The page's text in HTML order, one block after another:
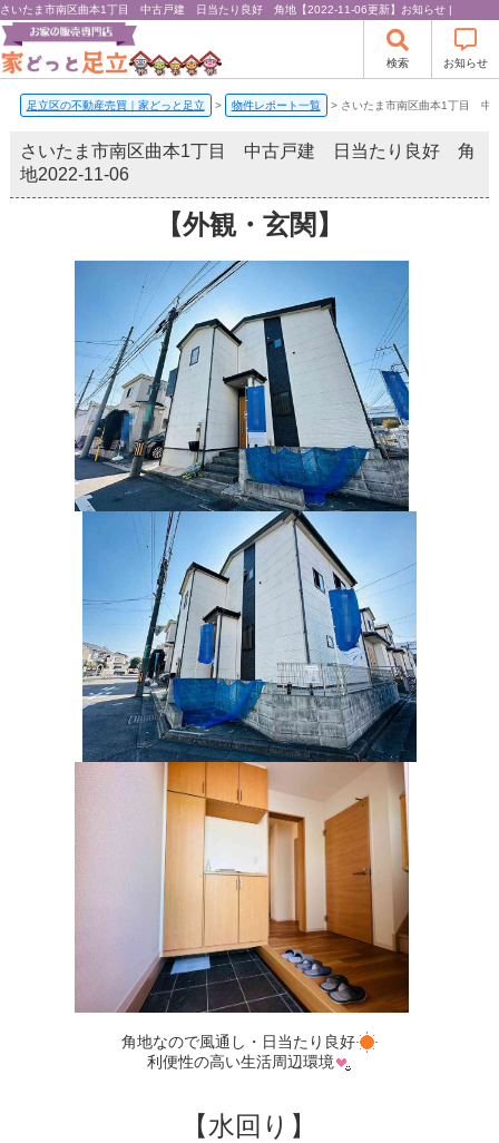
さいたま市南区曲本1丁目 中古戸建 日当たり良好 角地【2022-11-06更新】お知らせ |
検索 お知らせ
足立区の不動産売買｜家どっと足立 > 物件レポート一覧 > さいたま市南区曲本1丁目
さいたま市南区曲本1丁目 中古戸建 日当たり良好 角
地2022-11-06
【外観・玄関】
角地なので風通し・日当たり良好
利便性の高い生活周辺環境
【水回り】